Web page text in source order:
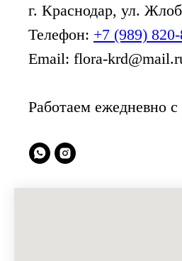
г. Краснодар, ул.
Телефон: +7 (989)
Email: flora-
Работаем ежедневно